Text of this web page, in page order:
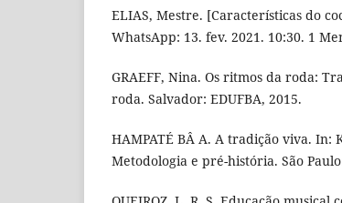
ELIAS, Mestre. [Características do
WhatsApp: 13. fev. 2021. 10:30. 1
GRAEFF, Nina. Os ritmos da roda:
roda. Salvador: EDUFBA, 2015.
HAMPATÉ BÂ A. A tradição viva. In:
Metodologia e pré-história. São